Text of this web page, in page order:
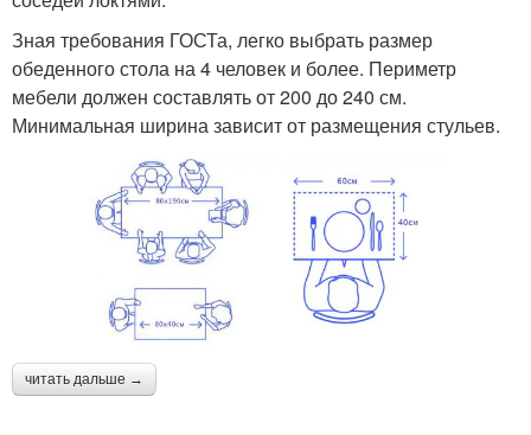
Зная требования ГОСТа, легко выбрать размер
обеденного стола на 4 человек и более. Периметр
мебели должен составлять от 200 до 240 см.
Минимальная ширина зависит от размещения стульев.
читать дальше →